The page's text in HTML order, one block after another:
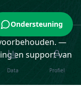
—
en support van
Data Profiel
Ondersteuning